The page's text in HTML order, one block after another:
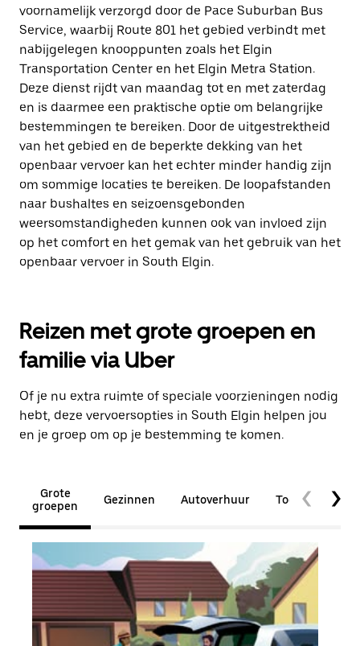
voornamelijk verzorgd door de Pace Suburban Bus
Service, waarbij Route 801 het gebied verbindt met
nabijgelegen knooppunten zoals het Elgin
Transportation Center en het Elgin Metra Station.
Deze dienst rijdt van maandag tot en met zaterdag
en is daarmee een praktische optie om belangrijke
bestemmingen te bereiken. Door de uitgestrektheid
van het gebied en de beperkte dekking van het
openbaar vervoer kan het echter minder handig zijn
om sommige locaties te bereiken. De loopafstanden
naar bushaltes en seizoensgebonden
weersomstandigheden kunnen ook van invloed zijn
op het comfort en het gemak van het gebruik van het
openbaar vervoer in South Elgin.
Reizen met grote groepen en
familie via Uber
Of je nu extra ruimte of speciale voorzieningen nodig
hebt, deze vervoersopties in South Elgin helpen jou
en je groep om op je bestemming te komen.
Grote
groepen
Gezinnen Autoverhuur